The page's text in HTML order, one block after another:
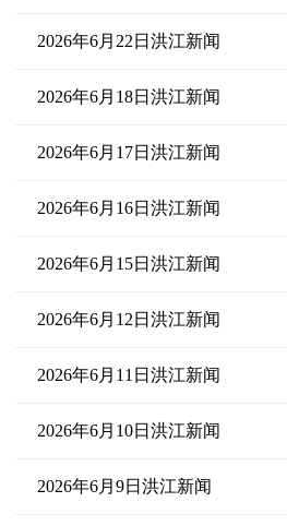
2026年6月22日洪江新闻
2026年6月18日洪江新闻
2026年6月17日洪江新闻
2026年6月16日洪江新闻
2026年6月15日洪江新闻
2026年6月12日洪江新闻
2026年6月11日洪江新闻
2026年6月10日洪江新闻
2026年6月9日洪江新闻